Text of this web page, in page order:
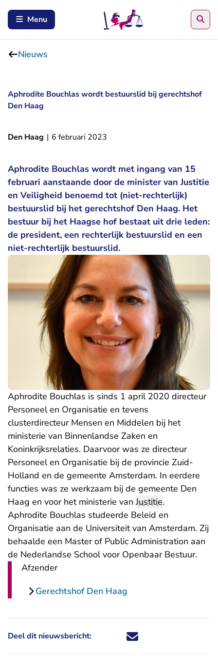
Menu
Nieuws
Aphrodite Bouchlas wordt bestuurslid bij gerechtshof
Den Haag
Den Haag | 6 februari 2023
Aphrodite Bouchlas wordt met ingang van 15
februari aanstaande door de minister van Justitie
en Veiligheid benoemd tot (niet-rechterlijk)
bestuurslid bij het gerechtshof Den Haag. Het
bestuur bij het Haagse hof bestaat uit drie leden:
de president, een rechterlijk bestuurslid en een
niet-rechterlijk bestuurslid.
Aphrodite Bouchlas is sinds 1 april 2020 directeur
Personeel en Organisatie en tevens
clusterdirecteur Mensen en Middelen bij het
ministerie van Binnenlandse Zaken en
Koninkrijksrelaties. Daarvoor was ze directeur
Personeel en Organisatie bij de provincie Zuid-
Holland en de gemeente Amsterdam. In eerdere
functies was ze werkzaam bij de gemeente Den
Haag en voor het ministerie vanJustitie.
Aphrodite Bouchlas studeerde Beleid en
Organisatie aan de Universiteit van Amsterdam. Zij
behaalde een Master of Public Administration aan
de Nederlandse School voor Openbaar Bestuur.
Afzender
Gerechtshof Den Haag
Deel dit nieuwsbericht: Deel dit nieuwsbericht via X -
Deel dit nieuwsbericht via
Deel dit nieuwsbericht
Deel dit